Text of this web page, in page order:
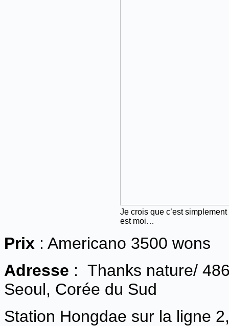
Je crois que c’est
est moi…
Prix : Americano 3500 wons
Adresse : Thanks nature/
Seoul, Corée du Sud
Station Hongdae sur la ligne